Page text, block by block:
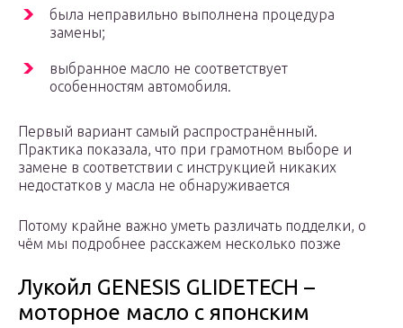
была неправильно выполнена процедура
замены;
выбранное масло не соответствует
особенностям автомобиля.
Первый вариант самый распространённый.
Практика показала, что при грамотном выборе и
замене в соответствии с инструкцией никаких
недостатков у масла не обнаруживается
Потому крайне важно уметь различать подделки, о
чём мы подробнее расскажем несколько позже
Лукойл GENESIS GLIDETECH –
моторное масло с японским